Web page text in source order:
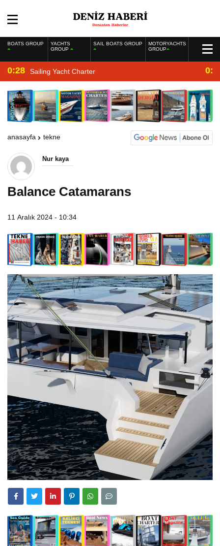
BOATS GROUP
YACHTS
GROUP
SAIL BOATS GROUP
MOTORYACHTS
GROUP
0:28 Sailing Yacht Charter
anasayfa tekne
Nur kaya
Balance Catamarans
11 Aralık 2024 - 10:34